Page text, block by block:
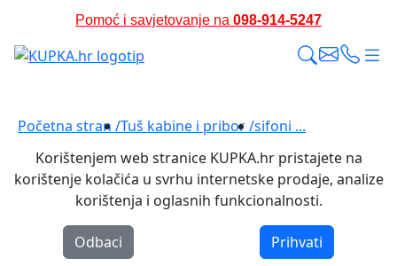
Pomoć i savjetovanje na 098-914-5247
Početna stran /Tuš kabine i pribor /sifoni ...
Korištenjem web stranice KUPKA.hr pristajete na
korištenje kolačića u svrhu internetske prodaje, analize
korištenja i oglasnih funkcionalnosti.
Odbaci
Prihvati